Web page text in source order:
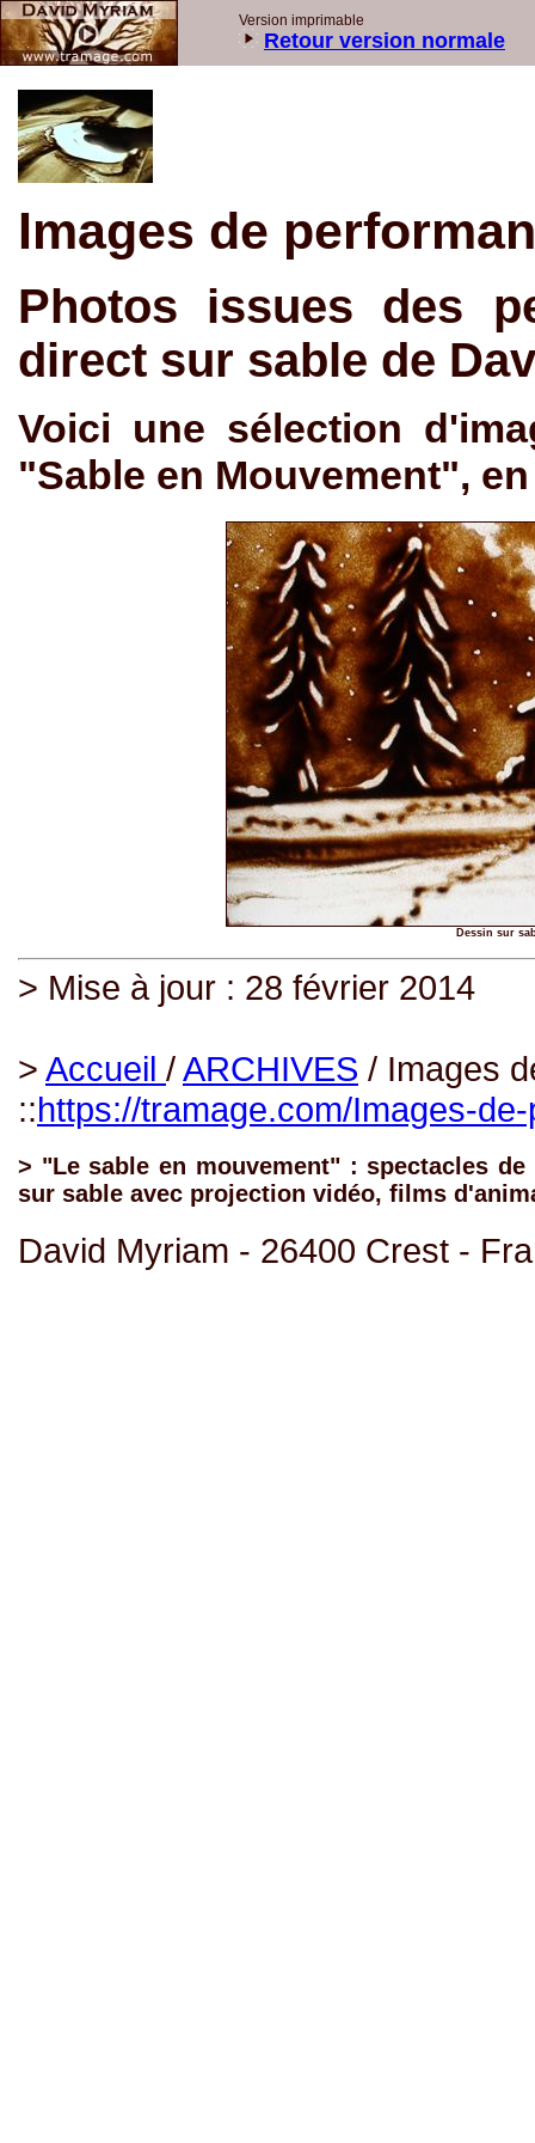
Images de
Photos issues des
direct sur sable de
Voici une sélection
"Sable en Mouvement",
Dessin sur
> Mise à jour : 28 février 2014
> Accueil /ARCHIVES / Images
::https://tramage.com/Images-
> "Le sable en mouvement" : spectacles
sur sable avec projection vidéo, films
David Myriam - 26400 Crest -
Version imprimable
Retour version normale